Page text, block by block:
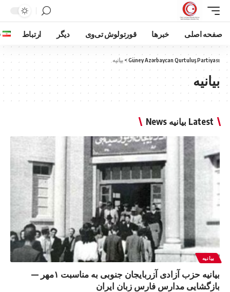
صفحه اصلی خبرها قورتولوش تی‌وی دیگر ارتباط
Güney Azərbaycan Qurtuluş Partiyası
> بیانیه
بیانیه
Latest بیانیه News
بیانیه
بیانیه حزب آزادی آزربایجان جنوبی به مناسبت ۱مهر —
بازگشایی مدارس فارس زبان ایران